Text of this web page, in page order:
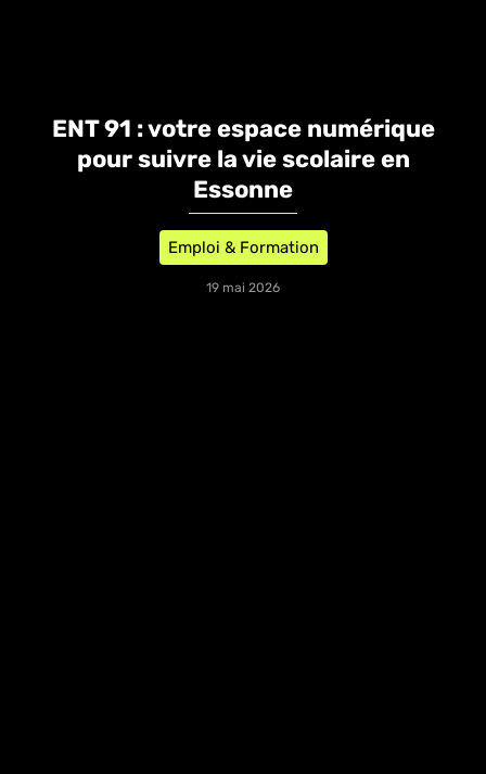
ENT 91 : votre espace numérique
pour suivre la vie scolaire en
Essonne
Emploi & Formation
19 mai 2026